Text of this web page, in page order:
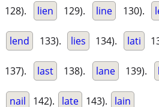
128). lien 129). line 130).
lend 133). lies 134). lati
137). last 138). lane 139).
nail 142). late 143). lain